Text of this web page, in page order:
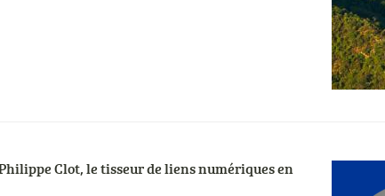
Clot, le tisseur de liens numériques en
actualités